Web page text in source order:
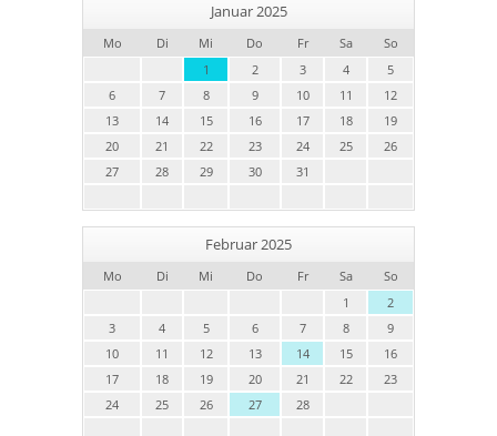
Januar 2025
Mo Di Mi Do Fr Sa
So
1
2 3 4
5
6
7 8 9 10 11
12
13
14 15 16 17 18
19
20
21 22 23 24 25
26
27
28 29 30 31
Februar 2025
Mo Di Mi Do Fr Sa
So
1
2
3
4 5 6 7 8
9
10
11 12 13 14 15
16
17
18 19 20 21 22
23
24
25 26 27 28